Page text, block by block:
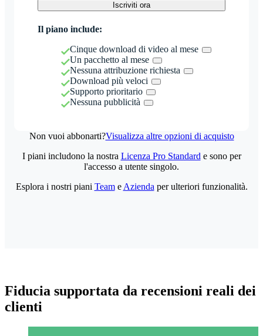
Iscriviti ora
Il piano include:
Cinque download di video al mese
Un pacchetto al mese
Nessuna attribuzione richiesta
Download più veloci
Supporto prioritario
Nessuna pubblicità
Non vuoi abbonarti?Visualizza altre opzioni di acquisto
I piani includono la nostra Licenza Pro Standard e sono per
l'accesso a utente singolo.
Esplora i nostri piani Teame Azienda per ulteriori funzionalità.
Fiducia supportata da recensioni reali dei
clienti